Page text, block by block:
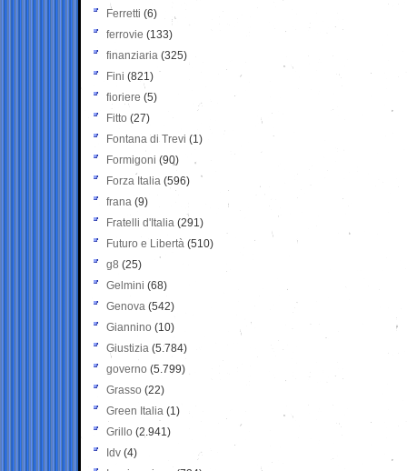
Ferretti (6)
ferrovie (133)
finanziaria (325)
Fini (821)
fioriere (5)
Fitto (27)
Fontana di Trevi (1)
Formigoni (90)
Forza Italia (596)
frana (9)
Fratelli d'Italia (291)
Futuro e Libertà (510)
g8 (25)
Gelmini (68)
Genova (542)
Giannino (10)
Giustizia (5.784)
governo (5.799)
Grasso (22)
Green Italia (1)
Grillo (2.941)
Idv (4)